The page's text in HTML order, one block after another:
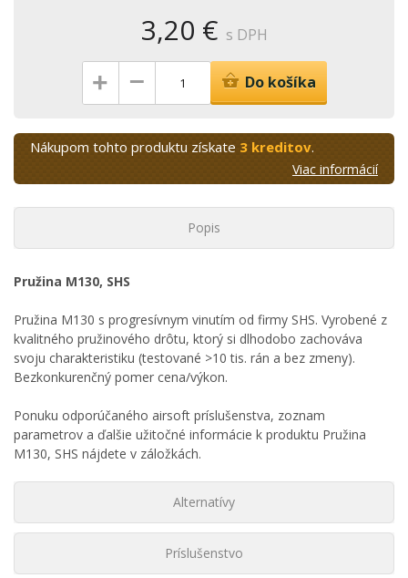
3,20 € s DPH
+ – Do košíka
Nákupom tohto produktu získate 3 kreditov.
Viac informácií
Popis
Pružina M130, SHS
Pružina M130 s progresívnym vinutím od firmy SHS. Vyrobené z
kvalitného pružinového drôtu, ktorý si dlhodobo zachováva
svoju charakteristiku (testované >10 tis. rán a bez zmeny).
Bezkonkurenčný pomer cena/výkon.
Ponuku odporúčaného airsoft príslušenstva, zoznam
parametrov a ďalšie užitočné informácie k produktu Pružina
M130, SHS nájdete v záložkách.
Alternatívy
Príslušenstvo